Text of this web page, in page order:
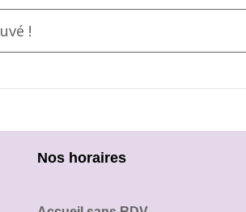
!
Nos horaires